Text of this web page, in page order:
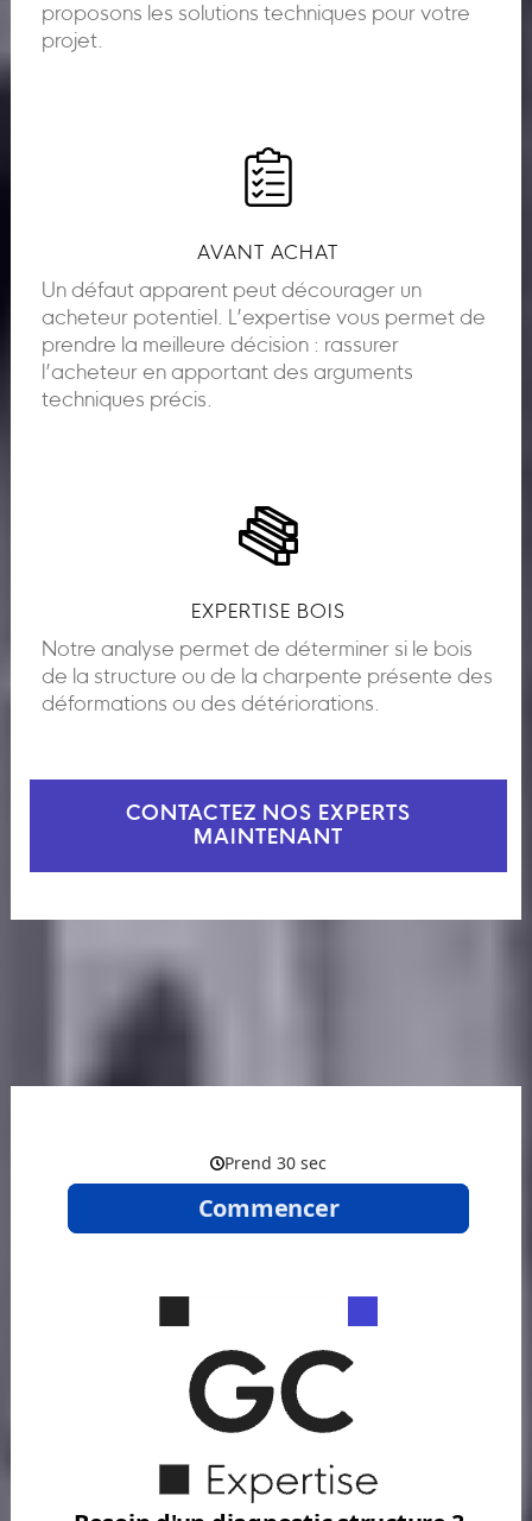
proposons les solutions techniques pour votre
projet.
AVANT ACHAT
Un défaut apparent peut décourager un
acheteur potentiel. L’expertise vous permet de
prendre la meilleure décision : rassurer
l’acheteur en apportant des arguments
techniques précis.
EXPERTISE BOIS
Notre analyse permet de déterminer si le bois
de la structure ou de la charpente présente des
déformations ou des détériorations.
CONTACTEZ NOS EXPERTS
MAINTENANT